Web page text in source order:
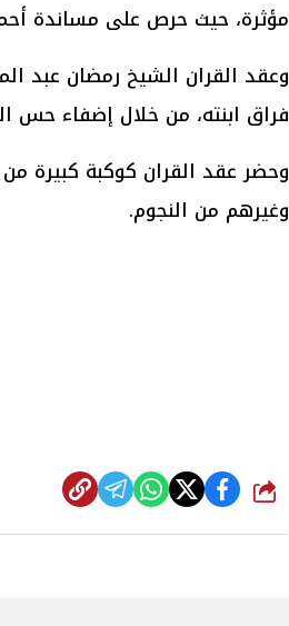
مؤثرة، حيث حرص على مساندة
وعقد القران الشيخ رمضان عبد
فراق ابنته، من خلال إضفاء حس
وحضر عقد القران كوكبة كبيرة
وغيرهم من النجوم.
شارك